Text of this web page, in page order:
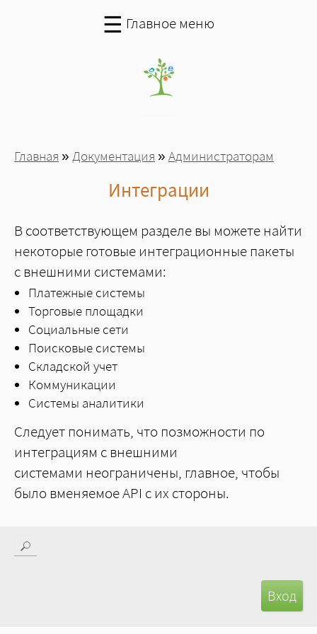
☰ Главное меню
Вы здесь
Главная » Документация » Администраторам
Интеграции
В соответствующем разделе вы можете найти
некоторые готовые интеграционные пакеты
с внешними системами:
Платежные системы
Торговые площадки
Социальные сети
Поисковые системы
Складской учет
Коммуникации
Системы аналитики
Следует понимать, что позможности по
интеграциям с внешними
системами неограничены, главное, чтобы
было вменяемое API с их стороны.
Форма поиска
Поиск